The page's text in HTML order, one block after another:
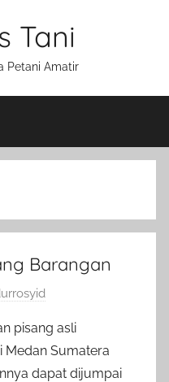
Tani
Petani Amatir
Barangan
pisang asli
Medan Sumatera
dapat dijumpai